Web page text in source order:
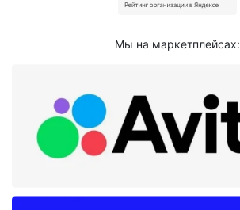
Мы на маркетплейсах: